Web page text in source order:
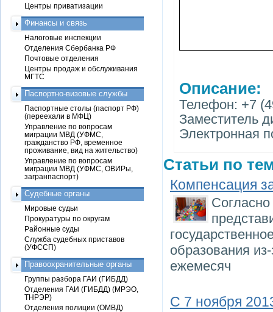
Описание:
Телефон: +7
Заместитель
Электронная
Статьи по
Компенсация
образования
ежемесяч
С 7 ноября
Центры приватизации
Финансы и связь
Налоговые инспекции
Отделения Сбербанка РФ
Почтовые отделения
Центры продаж и обслуживания
МГТС
Паспортно-визовые службы
Паспортные столы (паспорт РФ)
(переехали в МФЦ)
Управление по вопросам
миграции МВД (УФМС,
гражданство РФ, временное
проживание, вид на жительство)
Управление по вопросам
миграции МВД (УФМС, ОВИРы,
загранпаспорт)
Судебные органы
Мировые судьи
Прокуратуры по округам
Районные суды
Служба судебных приставов
(УФССП)
Правоохранительные органы
Группы разбора ГАИ (ГИБДД)
Отделения ГАИ (ГИБДД) (МРЭО,
ТНРЭР)
Отделения полиции (ОМВД)